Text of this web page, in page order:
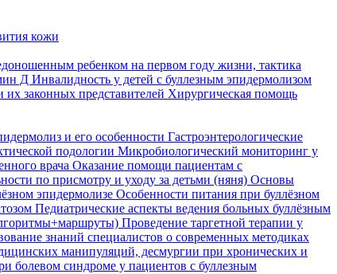
кожи
ребенком на первом году жизни, тактика
Д Инвалидность у детей с буллезным эпидермолизом
законных представителей Хирургическая помощь
и его особенности Гастроэнтерологические
подологии Микробиологический мониторинг у
врача Оказание помощи пациентам с
по присмотру и уходу за детьми (няня) Основы
эпидермолизе Особенности питания при буллёзном
Педиатрические аспекты ведения больных буллёзным
Проведение таргетной терапии у
знаний специалистов о современных методиках
манипуляций, десмургии при хронических и
болевом синдроме у пациентов с буллезным